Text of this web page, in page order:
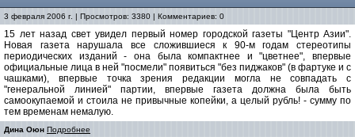
3 февраля 2006 г. | Просмотров: 3380 | Комментариев: 0
15 лет назад свет увидел первый номер городской газеты "Центр Азии".
Новая газета нарушала все сложившиеся к 90-м годам стереотипы
периодических изданий - она была компактнее и "цветнее", впервые
официальные лица в ней "посмели" появиться "без пиджаков" (в фартуке и с
чашками), впервые точка зрения редакции могла не совпадать с
"генеральной линией" партии, впервые газета должна была быть
самоокупаемой и стоила не привычные копейки, а целый рубль! - сумму по
тем временам немалую.
Дина Оюн Подробнее